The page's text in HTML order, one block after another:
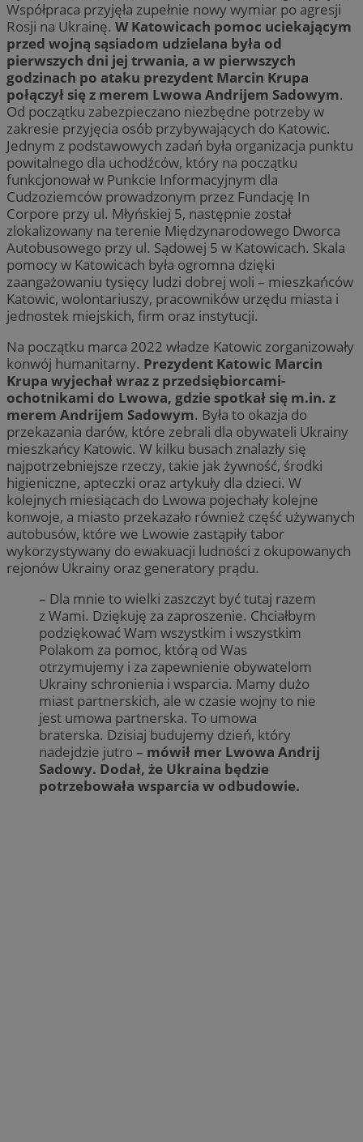
Współpraca przyjęła zupełnie nowy wymiar po agresji
Rosji na Ukrainę. W Katowicach pomoc uciekającym
przed wojną sąsiadom udzielana była od
pierwszych dni jej trwania, a w pierwszych
godzinach po ataku prezydent Marcin Krupa
połączył się z merem Lwowa Andrijem Sadowym.
Od początku zabezpieczano niezbędne potrzeby w
zakresie przyjęcia osób przybywających do Katowic.
Jednym z podstawowych zadań była organizacja punktu
powitalnego dla uchodźców, który na początku
funkcjonował w Punkcie Informacyjnym dla
Cudzoziemców prowadzonym przez Fundację In
Corpore przy ul. Młyńskiej 5, następnie został
zlokalizowany na terenie Międzynarodowego Dworca
Autobusowego przy ul. Sądowej 5 w Katowicach. Skala
pomocy w Katowicach była ogromna dzięki
zaangażowaniu tysięcy ludzi dobrej woli – mieszkańców
Katowic, wolontariuszy, pracowników urzędu miasta i
jednostek miejskich, firm oraz instytucji.
Na początku marca 2022 władze Katowic zorganizowały
konwój humanitarny. Prezydent Katowic Marcin
Krupa wyjechał wraz z przedsiębiorcami-
ochotnikami do Lwowa, gdzie spotkał się m.in. z
merem Andrijem Sadowym. Była to okazja do
przekazania darów, które zebrali dla obywateli Ukrainy
mieszkańcy Katowic. W kilku busach znalazły się
najpotrzebniejsze rzeczy, takie jak żywność, środki
higieniczne, apteczki oraz artykuły dla dzieci. W
kolejnych miesiącach do Lwowa pojechały kolejne
konwoje, a miasto przekazało również część używanych
autobusów, które we Lwowie zastąpiły tabor
wykorzystywany do ewakuacji ludności z okupowanych
rejonów Ukrainy oraz generatory prądu.
– Dla mnie to wielki zaszczyt być tutaj razem
z Wami. Dziękuję za zaproszenie. Chciałbym
podziękować Wam wszystkim i wszystkim
Polakom za pomoc, którą od Was
otrzymujemy i za zapewnienie obywatelom
Ukrainy schronienia i wsparcia. Mamy dużo
miast partnerskich, ale w czasie wojny to nie
jest umowa partnerska. To umowa
braterska. Dzisiaj budujemy dzień, który
nadejdzie jutro – mówił mer Lwowa Andrij
Sadowy. Dodał, że Ukraina będzie
potrzebowała wsparcia w odbudowie.